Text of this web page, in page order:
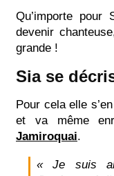
Qu’importe
devenir
grande !
Sia se
Pour cela elle
et va même
Jamiroquai.
« Je suis